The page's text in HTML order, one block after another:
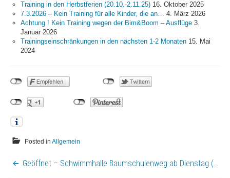
Training in den Herbstferien (20.10.-2.11.25)16. Oktober 2025
7.3.2026 – Kein Training für alle Kinder, die an… 4. März 2026
Achtung ! Kein Training wegen der Bim&Boom – Ausflüge3.
Januar 2026
Trainingseinschränkungen in den nächsten 1-2 Monaten15. Mai
2024
Posted in Allgemein
BEITRAGSNAVIGATION
Geöffnet – Schwimmhalle Baumschulenweg ab Dienstag (24.3.) 16:00 Uhr